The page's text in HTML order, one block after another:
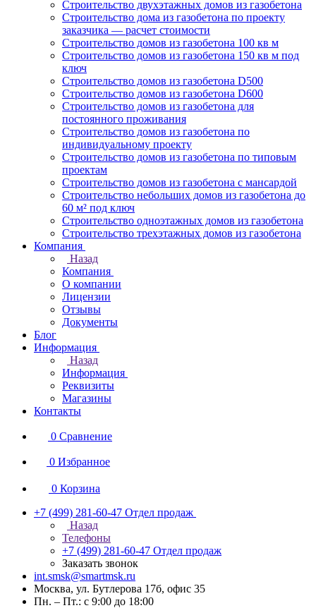
Строительство двухэтажных домов из газобетона
Строительство дома из газобетона по проекту
заказчика — расчет стоимости
Строительство домов из газобетона 100 кв м
Строительство домов из газобетона 150 кв м под
ключ
Строительство домов из газобетона D500
Строительство домов из газобетона D600
Строительство домов из газобетона для
постоянного проживания
Строительство домов из газобетона по
индивидуальному проекту
Строительство домов из газобетона по типовым
проектам
Строительство домов из газобетона с мансардой
Строительство небольших домов из газобетона до
60 м² под ключ
Строительство одноэтажных домов из газобетона
Строительство трехэтажных домов из газобетона
Компания
Назад
Компания
О компании
Лицензии
Отзывы
Документы
Блог
Информация
Назад
Информация
Реквизиты
Магазины
Контакты
0 Сравнение
0 Избранное
0 Корзина
+7 (499) 281-60-47 Отдел продаж
Назад
Телефоны
+7 (499) 281-60-47 Отдел продаж
Заказать звонок
int.smsk@smartmsk.ru
Москва, ул. Бутлерова 17б, офис 35
Пн. – Пт.: с 9:00 до 18:00